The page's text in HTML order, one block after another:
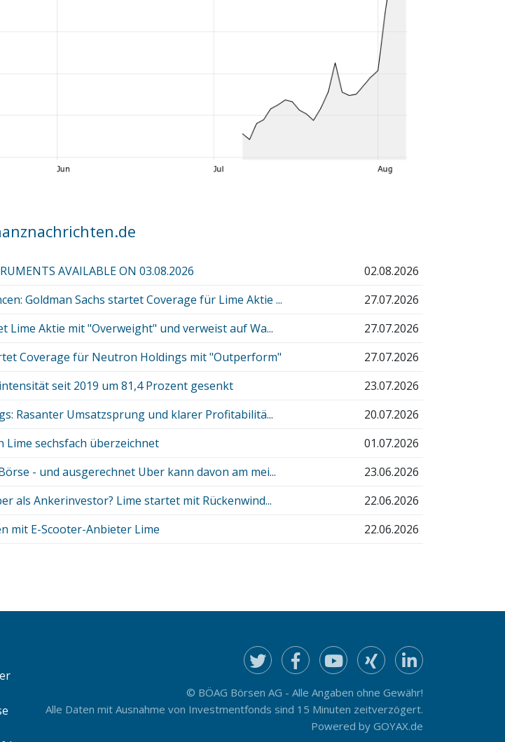
AVAILABLE ON 03.08.2026
02.08.2026
Goldman Sachs startet Coverage für Lime Aktie ...
27.07.2026
Lime Aktie mit "Overweight" und verweist auf Wa...
27.07.2026
Coverage für Neutron Holdings mit "Outperform"
27.07.2026
seit 2019 um 81,4 Prozent gesenkt
23.07.2026
Rasanter Umsatzsprung und klarer Profitabilitä...
20.07.2026
Lime sechsfach überzeichnet
01.07.2026
- und ausgerechnet Uber kann davon am mei...
23.06.2026
als Ankerinvestor? Lime startet mit Rückenwind...
22.06.2026
mit E-Scooter-Anbieter Lime
22.06.2026
© BÖAG Börsen AG - Alle Angaben ohne Gewähr!
Alle Daten mit Ausnahme von Investmentfonds sind 15 Minuten zeitverzögert.
Powered by GOYAX.de